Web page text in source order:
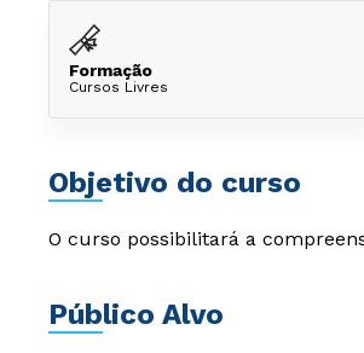
Formação
Cursos Livres
Objetivo do curso
O curso possibilitará a
Público Alvo